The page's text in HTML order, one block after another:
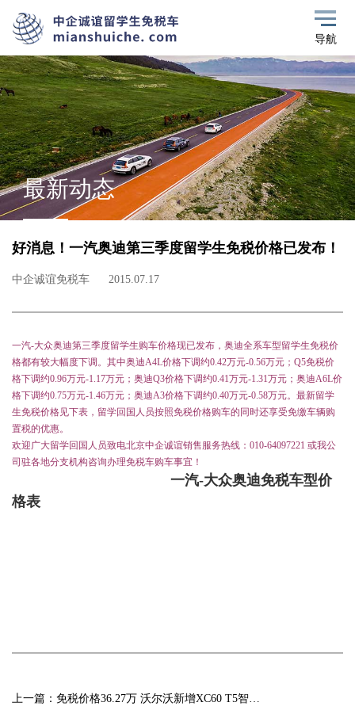
导航
最新动态
好消息！一汽奥迪第三季度留学生免税价格已发布！
中企诚谊免税车 2015.07.17
一汽-大众奥迪第三季度留学生购车价格现已发布，奥迪全系车型留学生免税价
格都有较大幅度下调。其中奥迪A4L价格下调约0.42万元-0.56万元；Q5免税价
格下调约0.96万元-1.17万元；奥迪Q3价格下调约0.41万元-1.31万元；奥迪A6L价
格下调约0.75万元-1.46万元；奥迪A3价格下调约0.40万元-0.58万元。最新留学
生免税价格见下表，留学回国人员按照免税价格购车的同时还享受免缴车辆购
置税的优惠。
欢迎广大留学回国人员致电北京中企诚谊销售服务热线：010-64097221 或我公
司驻各地分支机构咨询办理免税车购车事宜！
一汽-大众奥迪免税车型价
格表
上一篇： 免税价格36.27万 沃尔沃新增XC60 T5智远版